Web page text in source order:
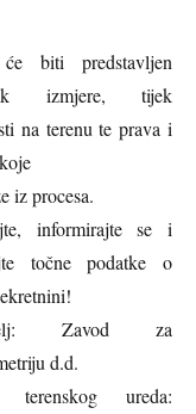
biti predstavljen
izmjere, tijek
na terenu te prava i
iz procesa.
informirajte se i
točne podatke o
Zavod za
d.d.
terenskog ureda: